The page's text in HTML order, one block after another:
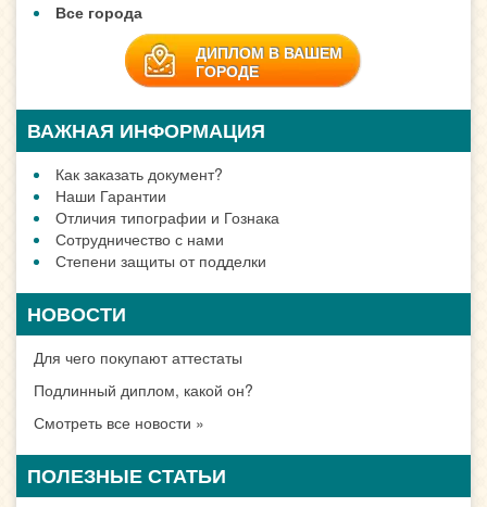
Все города
ДИПЛОМ В ВАШЕМ
ГОРОДЕ
ВАЖНАЯ ИНФОРМАЦИЯ
Как заказать документ?
Наши Гарантии
Отличия типографии и Гознака
Сотрудничество с нами
Степени защиты от подделки
НОВОСТИ
Для чего покупают аттестаты
Подлинный диплом, какой он?
Смотреть все новости »
ПОЛЕЗНЫЕ СТАТЬИ